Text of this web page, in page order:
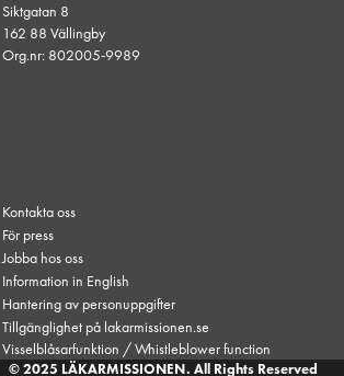
Siktgatan 8
162 88 Vällingby
Org.nr: 802005-9989
Kontakta oss
För press
Jobba hos oss
Information in English
Hantering av personuppgifter
Tillgänglighet på lakarmissionen.se
Visselblåsarfunktion / Whistleblower function
© 2025 LÄKARMISSIONEN. All Rights Reserved